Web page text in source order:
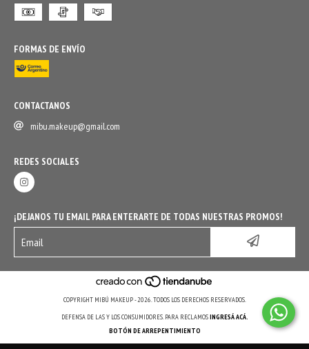
FORMAS DE ENVÍO
CONTACTANOS
mibu.makeup@gmail.com
REDES SOCIALES
¡DEJANOS TU EMAIL PARA ENTERARTE DE TODAS NUESTRAS PROMOS!
COPYRIGHT MIBÚ MAKEUP - 2026. TODOS LOS DERECHOS RESERVADOS.
DEFENSA DE LAS Y LOS CONSUMIDORES. PARA RECLAMOSINGRESÁ ACÁ.
BOTÓN DE ARREPENTIMIENTO